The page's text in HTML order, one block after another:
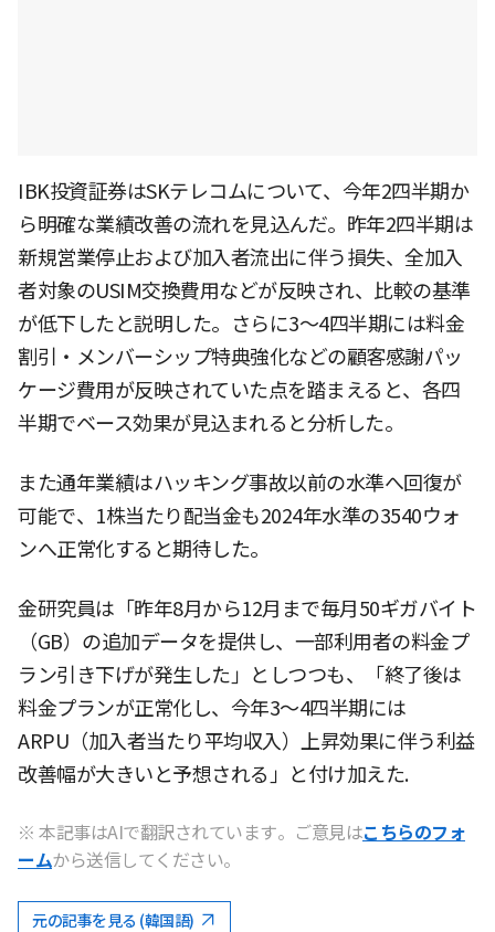
IBK投資証券はSKテレコムについて、今年2四半期か
ら明確な業績改善の流れを見込んだ。昨年2四半期は
新規営業停止および加入者流出に伴う損失、全加入
者対象のUSIM交換費用などが反映され、比較の基準
が低下したと説明した。さらに3〜4四半期には料金
割引・メンバーシップ特典強化などの顧客感謝パッ
ケージ費用が反映されていた点を踏まえると、各四
半期でベース効果が見込まれると分析した。
また通年業績はハッキング事故以前の水準へ回復が
可能で、1株当たり配当金も2024年水準の3540ウォ
ンへ正常化すると期待した。
金研究員は「昨年8月から12月まで毎月50ギガバイト
（GB）の追加データを提供し、一部利用者の料金プ
ラン引き下げが発生した」としつつも、「終了後は
料金プランが正常化し、今年3〜4四半期には
ARPU（加入者当たり平均収入）上昇効果に伴う利益
改善幅が大きいと予想される」と付け加えた.
※ 本記事はAIで翻訳されています。ご意見はこちらのフォ
ームから送信してください。
元の記事を見る (韓国語)